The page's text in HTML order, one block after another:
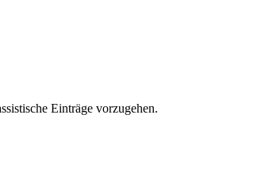
Einträge vorzugehen.